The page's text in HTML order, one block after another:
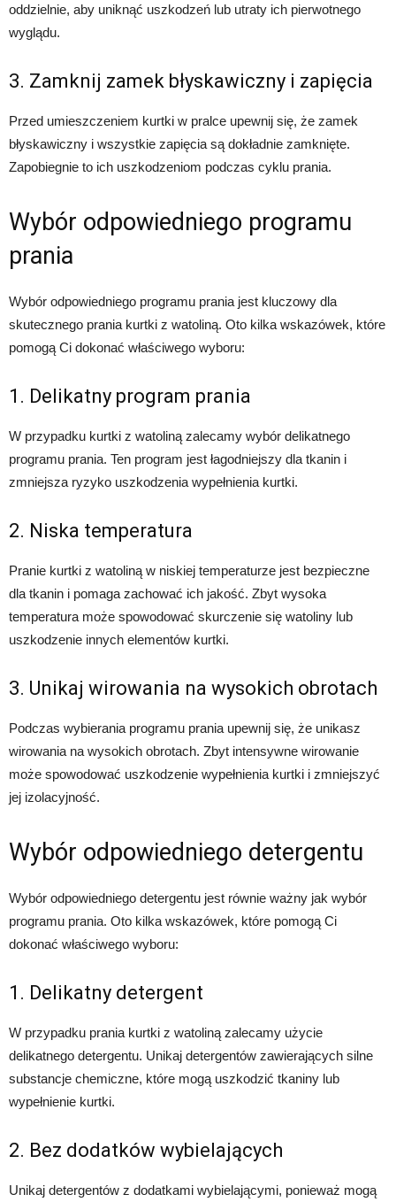
oddzielnie, aby uniknąć uszkodzeń lub utraty ich pierwotnego
wyglądu.
3. Zamknij zamek błyskawiczny i zapięcia
Przed umieszczeniem kurtki w pralce upewnij się, że zamek
błyskawiczny i wszystkie zapięcia są dokładnie zamknięte.
Zapobiegnie to ich uszkodzeniom podczas cyklu prania.
Wybór odpowiedniego programu
prania
Wybór odpowiedniego programu prania jest kluczowy dla
skutecznego prania kurtki z watoliną. Oto kilka wskazówek, które
pomogą Ci dokonać właściwego wyboru:
1. Delikatny program prania
W przypadku kurtki z watoliną zalecamy wybór delikatnego
programu prania. Ten program jest łagodniejszy dla tkanin i
zmniejsza ryzyko uszkodzenia wypełnienia kurtki.
2. Niska temperatura
Pranie kurtki z watoliną w niskiej temperaturze jest bezpieczne
dla tkanin i pomaga zachować ich jakość. Zbyt wysoka
temperatura może spowodować skurczenie się watoliny lub
uszkodzenie innych elementów kurtki.
3. Unikaj wirowania na wysokich obrotach
Podczas wybierania programu prania upewnij się, że unikasz
wirowania na wysokich obrotach. Zbyt intensywne wirowanie
może spowodować uszkodzenie wypełnienia kurtki i zmniejszyć
jej izolacyjność.
Wybór odpowiedniego detergentu
Wybór odpowiedniego detergentu jest równie ważny jak wybór
programu prania. Oto kilka wskazówek, które pomogą Ci
dokonać właściwego wyboru:
1. Delikatny detergent
W przypadku prania kurtki z watoliną zalecamy użycie
delikatnego detergentu. Unikaj detergentów zawierających silne
substancje chemiczne, które mogą uszkodzić tkaniny lub
wypełnienie kurtki.
2. Bez dodatków wybielających
Unikaj detergentów z dodatkami wybielającymi, ponieważ mogą